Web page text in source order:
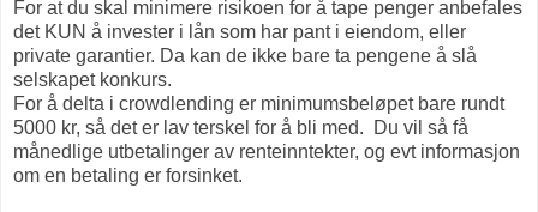
For at du skal minimere risikoen for å tape penger anbefales
det KUN å invester i lån som har pant i eiendom, eller
private garantier. Da kan de ikke bare ta pengene å slå
selskapet konkurs.
For å delta i crowdlending er minimumsbeløpet bare rundt
5000 kr, så det er lav terskel for å bli med. Du vil så få
månedlige utbetalinger av renteinntekter, og evt informasjon
om en betaling er forsinket.